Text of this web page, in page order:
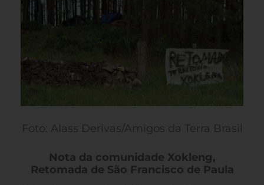
Foto: Alass Derivas/Amigos da Terra Brasil
Nota da comunidade Xokleng,
Retomada de São Francisco de Paula